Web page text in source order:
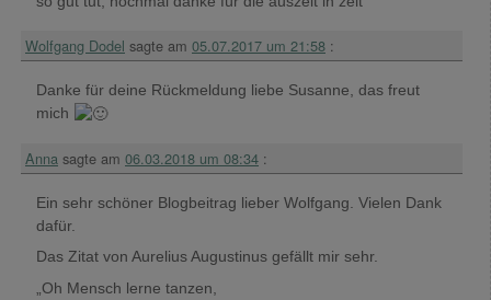
Wolfgang Dodel sagte am 05.07.2017 um 21:58 :
Danke für deine Rückmeldung liebe Susanne, das freut
mich
Anna sagte am 06.03.2018 um 08:34 :
Ein sehr schöner Blogbeitrag lieber Wolfgang. Vielen Dank
dafür.
Das Zitat von Aurelius Augustinus gefällt mir sehr.
„Oh Mensch lerne tanzen,